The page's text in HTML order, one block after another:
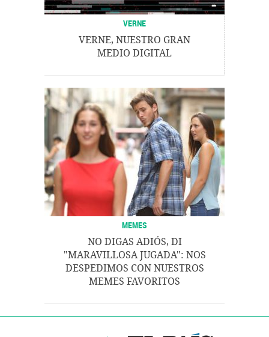
VERNE
VERNE, NUESTRO GRAN
MEDIO DIGITAL
MEMES
NO DIGAS ADIÓS, DI
"MARAVILLOSA JUGADA": NOS
DESPEDIMOS CON NUESTROS
MEMES FAVORITOS